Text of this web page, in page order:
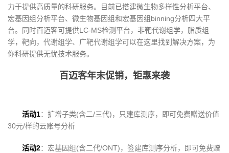
力于提供高质量的科研服务。目前已搭建微生物多样性分析平台、
宏基因组分析平台、微生物基因组和宏基因组binning分析四大平
台。同时百迈客可提供LC-MS检测平台，非靶代谢组学，脂质组
学，靶向，代谢组学、广靶代谢组学可以在这里找到解决方案，为
你科研提供无忧技术服务。
百迈客年末促销，钜惠来袭
活动1：扩增子类(含二/三代)，只建库测序，即可免费赠送价值
30元/样的云账号分析
活动2：宏基因组(含二代/ONT)，签建库测序分析，即可免费赠